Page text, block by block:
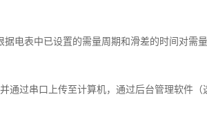
电表中已设置的需量周期和滑差的时间对需
过串口上传至计算机，通过后台管理软件（